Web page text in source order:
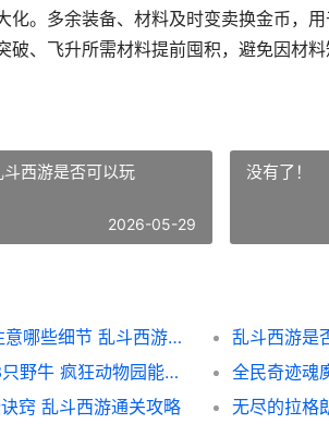
化。多余装备、材料及时变卖换金币，
破、飞升所需材料提前囤积，避免因材
西游是否可以玩
2026-05-29
没有了！
乱斗西游45级后更新要注意哪些细节 乱斗西游怎么获得四星英雄
乱斗西游是
在疯狂动物园能否看到13只野牛 疯狂动物园能量怎么消耗的
窍 乱斗西游通关攻略